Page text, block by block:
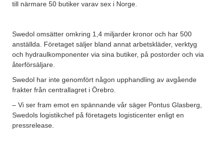
till närmare 50 butiker varav sex i Norge.
Swedol omsätter omkring 1,4 miljarder kronor och har 500
anställda. Företaget säljer bland annat arbetskläder, verktyg
och hydraulkomponenter via sina butiker, på postorder och via
återförsäljare.
Swedol har inte genomfört någon upphandling av avgående
frakter från centrallagret i Örebro.
– Vi ser fram emot en spännande vår säger Pontus Glasberg,
Swedols logistikchef på företagets logisticenter enligt en
pressrelease.